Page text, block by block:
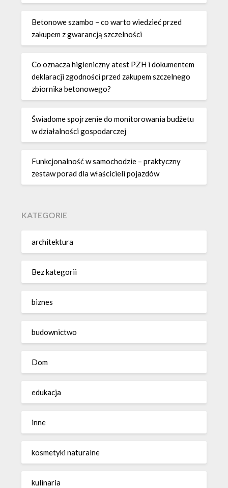
Betonowe szambo – co warto wiedzieć przed
zakupem z gwarancją szczelności
Co oznacza higieniczny atest PZH i dokumentem
deklaracji zgodności przed zakupem szczelnego
zbiornika betonowego?
Świadome spojrzenie do monitorowania budżetu
w działalności gospodarczej
Funkcjonalność w samochodzie – praktyczny
zestaw porad dla właścicieli pojazdów
KATEGORIE
architektura
Bez kategorii
biznes
budownictwo
Dom
edukacja
inne
kosmetyki naturalne
kulinaria